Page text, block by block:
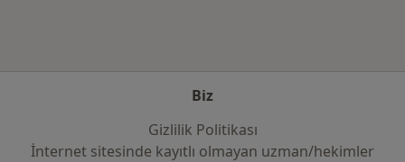
Biz
Gizlilik Politikası
İnternet sitesinde kayıtlı olmayan uzman/hekimler